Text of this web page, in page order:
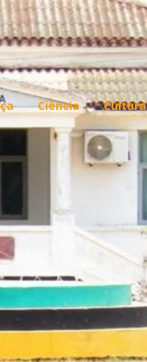
Ciência Cultura